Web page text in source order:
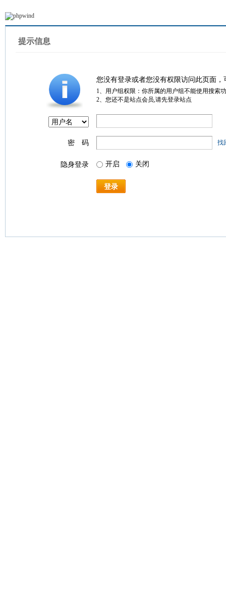
提示信息
您没有登录或者您没有权限访问此页面
1、用户组权限：你所属的用户组不能使用搜索
2、您还不是站点会员,请先登录站点
密 码 找
隐身登录 开启 关闭
登录